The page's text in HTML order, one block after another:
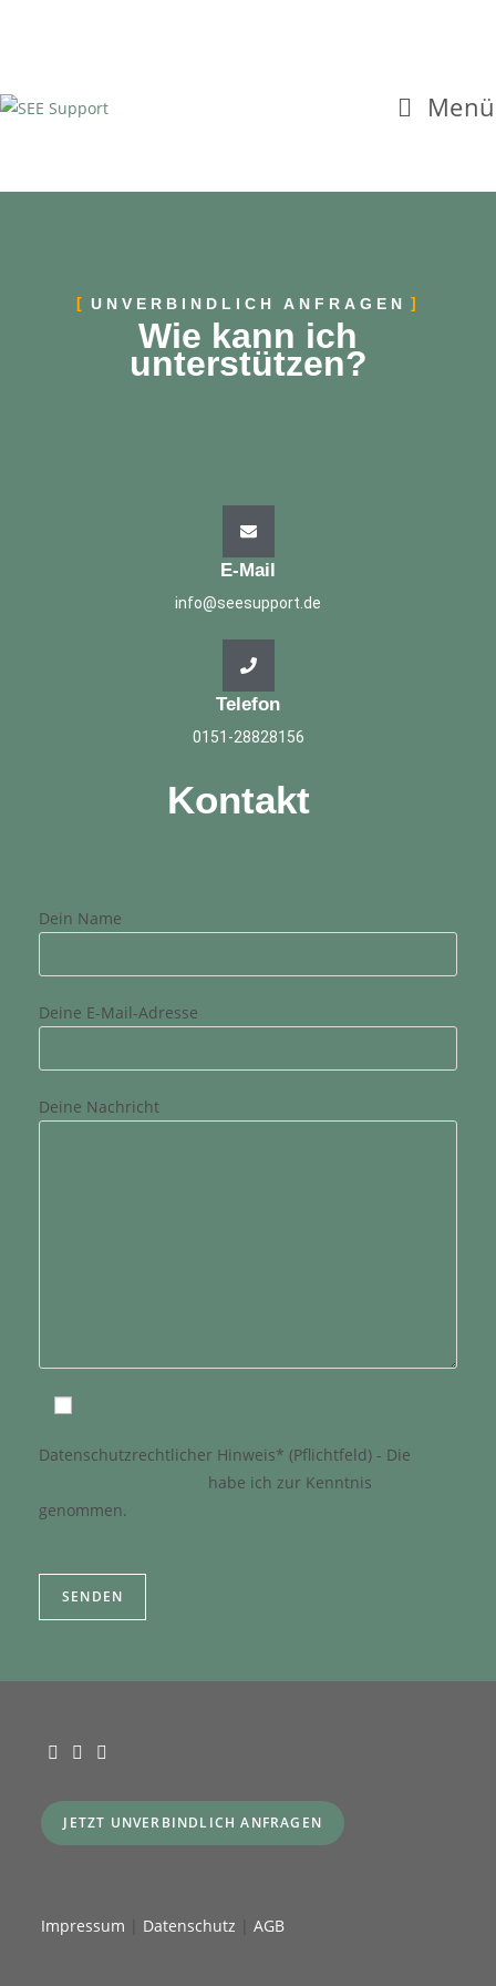
Menü
UNVERBINDLICH ANFRAGEN
Wie kann ich
unterstützen?
E-Mail
info@seesupport.de
Telefon
0151-28828156
Kontakt
Bitte lasse dieses Feld leer.
Dein Name
Deine E-Mail-Adresse
Deine Nachricht
Datenschutzrechtlicher Hinweis* (Pflichtfeld) - Die
habe ich zur Kenntnis
genommen.
JETZT UNVERBINDLICH ANFRAGEN
Impressum Datenschutz |AGB